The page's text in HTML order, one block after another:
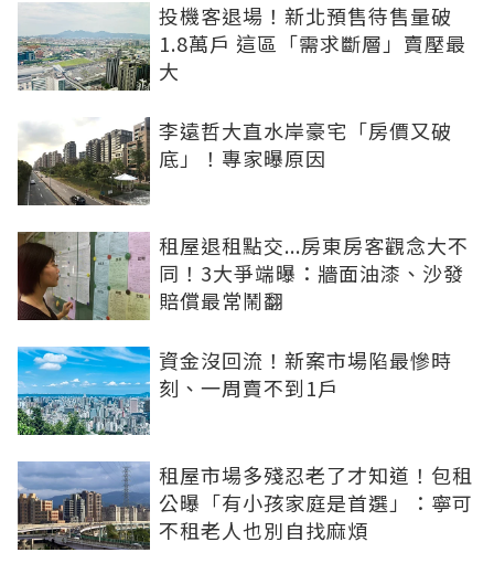
投機客退場！新北預售待售量破
1.8萬戶 這區「需求斷層」賣壓最
大
李遠哲大直水岸豪宅「房價又破
底」！專家曝原因
租屋退租點交...房東房客觀念大不
同！3大爭端曝：牆面油漆、沙發
賠償最常鬧翻
資金沒回流！新案市場陷最慘時
刻、一周賣不到1戶
租屋市場多殘忍老了才知道！包租
公曝「有小孩家庭是首選」：寧可
不租老人也別自找麻煩